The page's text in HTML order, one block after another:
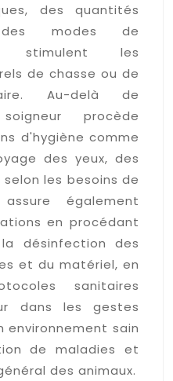
des quantités
modes de
stimulent les
de chasse ou de
Au-delà de
procède
d'hygiène comme
des yeux, des
les besoins de
également
en procédant
désinfection des
et du matériel, en
sanitaires
dans les gestes
sain
de maladies et
des animaux.